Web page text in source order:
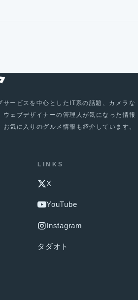
サービスを中心としたIT系の話題、カメラな
ウェブデザイナーの管理人が気になった情報
気に入りのグルメ情報も紹介しています。
LINKS
X
YouTube
Instagram
タダオト